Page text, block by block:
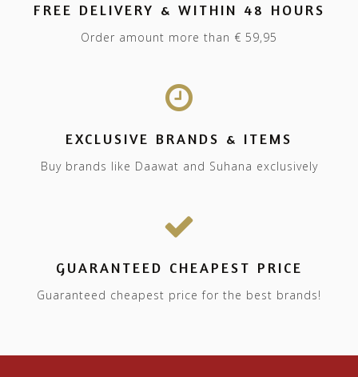
FREE DELIVERY & WITHIN 48 HOURS
Order amount more than € 59,95
EXCLUSIVE BRANDS & ITEMS
Buy brands like Daawat and Suhana exclusively
GUARANTEED CHEAPEST PRICE
Guaranteed cheapest price for the best brands!